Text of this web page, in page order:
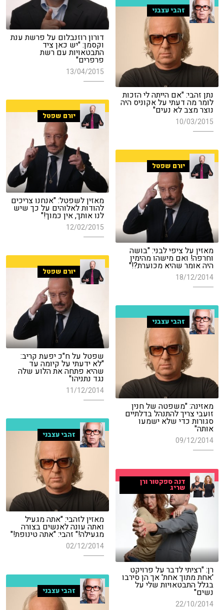
דורון רוזנבלום על פרשת ענת
וקסמן: "יש כאן ציד
התבטאויות עם רשת
פרפרים"
13/04/2015
זהבי עצבני
נתן זהבי: "אם הייתה לי הזכות
לומר מה דעתי על אקוניס היה
נוצר מצב לא נעים"
10/03/2015
יורם שפטל
מאזין לשפטל: "אנחנו צריכים
להודות לאלוהים על כך שיש
לנו אותך, אין כמוך!"
12/02/2015
יורם שפטל
מאזין על ציפי לבני: "בושה
וחרפה! ואם מישהו מהימין
היה אומר שהיא מכוערת?!"
18/12/2014
יורם שפטל
שפטל על ח"כ יפעת קריב:
"לא ידעתי על קיומה עד
שהיא פתחה את הלוע שלה
נגד נתניהו"
11/12/2014
זהבי עצבני
מאזינה: "משפטה של חנין
זועבי צריך להתנהל בדלתיים
סגורות כדי שלא ישמעו
אותה"
09/12/2014
זהבי עצבני
מאזין לזהבי: "אתה מגעיל
ואתה עונה לאנשים בצורה
מגעילה!" זהבי: "אתה טינופת!"
02/12/2014
דנה ספקטור ורן
שריג
רן: "רציתי לדבר על פרויקט
'אחת מתוך אחת' אך הן סירבו
בגלל התבטאויות שלי על
נשים"
22/10/2014
זהבי עצבני